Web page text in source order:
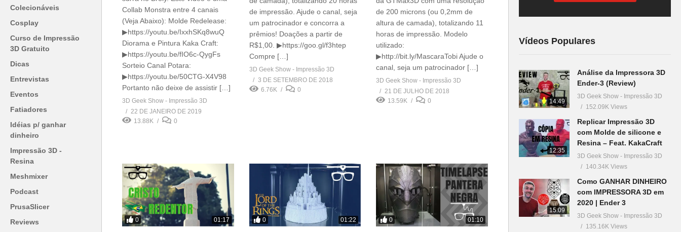
Colecionáveis
Cosplay
Curso de Impressão
3D Gratuito
Dicas
Entrevistas
Eventos
Fatiadores
Idéias p/ ganhar
dinheiro
Impressão 3D -
Resina
Meshmixer
Podcast
PrusaSlicer
Reviews
Collab Monstra entre 4 canais
(Veja Abaixo): Molde Redelease:
▶https://youtu.be/IxxhSKq8wuQ
Diorama e Pintura Kaka Craft:
▶https://youtu.be/fIO6c-QygFs
Sorteio Canal Potara:
▶https://youtu.be/50CTG-X4V98
Portanto não deixe de assistir […]
3D Geek Show - Impressão 3D
22 DE JANEIRO DE 2019
13.88K
0
de impressão. Ajude o canal, seja
um patrocinador e concorra a
prêmios! Doações a partir de
R$1,00. ▶https://goo.gl/f3htep
Compre […]
3D Geek Show - Impressão 3D
3 DE SETEMBRO DE 2018
6.76K
0
de 200 microns (ou 0,2mm de
altura de camada), totalizando 11
horas de impressão. Modelo
utilizado:
▶http://bit.ly/MascaraTobi Ajude o
canal, seja um patrocinador […]
3D Geek Show - Impressão 3D
21 DE JULHO DE 2018
13.59K
0
0 01:17 0 01:22 0 01:10
Vídeos Populares
14:49
Análise da Impressora 3D
Ender-3 (Review)
3D Geek Show - Impressão 3D
152.09K Views
12:35
Replicar Impressão 3D
com Molde de silicone e
Resina – Feat. KakaCraft
3D Geek Show - Impressão 3D
140.34K Views
15:09
Como GANHAR DINHEIRO
com IMPRESSORA 3D em
2020 | Ender 3
3D Geek Show - Impressão 3D
135.16K Views